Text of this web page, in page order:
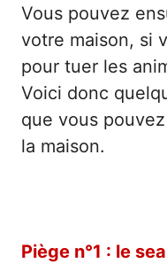
Vous pouvez
votre maison, si
pour tuer les
Voici donc
que vous
la maison.
Piège n°1 : le